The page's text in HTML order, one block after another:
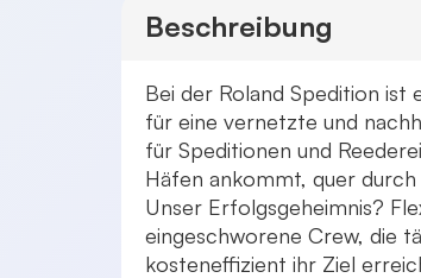
Beschreibung
Bei der Roland Spedition
für eine vernetzte und
für Speditionen und
Häfen ankommt, quer
Unser Erfolgsgeheimnis?
eingeschworene Crew, die
kosteneffizient ihr Ziel